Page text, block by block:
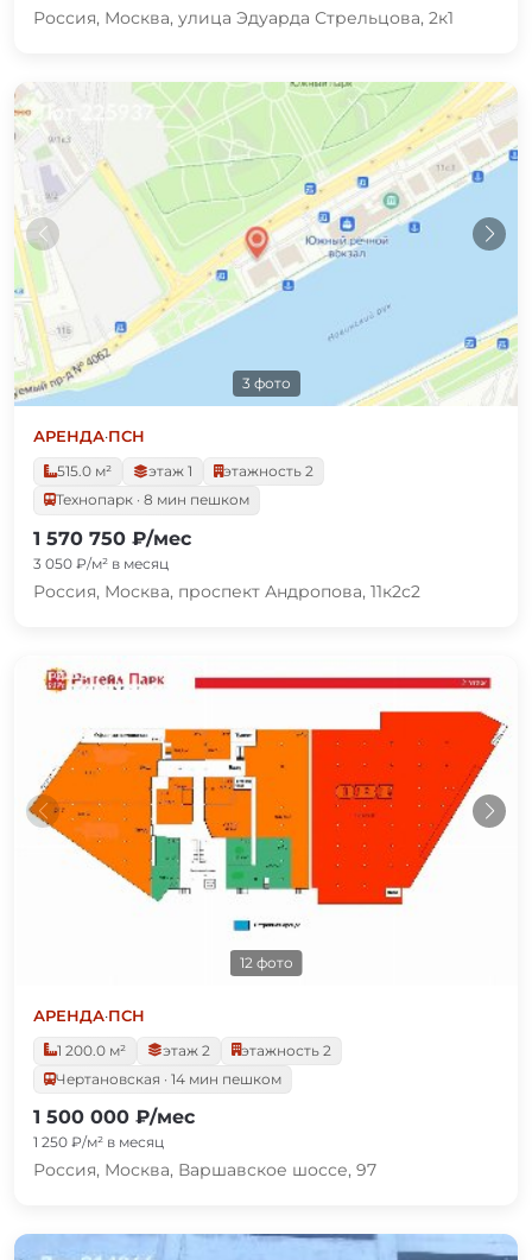
Россия, Москва, улица Эдуарда Стрельцова, 2к1
3 фото
АРЕНДА·ПСН
515.0 м²
этаж 1
этажность 2
Технопарк · 8 мин пешком
1 570 750 ₽/мес
3 050 ₽/м² в месяц
Россия, Москва, проспект Андропова, 11к2с2
12 фото
АРЕНДА·ПСН
1 200.0 м²
этаж 2
этажность 2
Чертановская · 14 мин пешком
1 500 000 ₽/мес
1 250 ₽/м² в месяц
Россия, Москва, Варшавское шоссе, 97